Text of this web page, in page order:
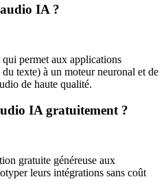
IA ?
permet aux applications
texte) à un moteur neuronal et de
de haute qualité.
IA gratuitement ?
gratuite généreuse aux
leurs intégrations sans coût